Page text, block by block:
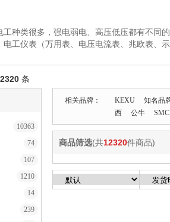
工种类很多，强电弱电、高压低压都有不
工仪表（万用表、电压电流表、兆欧表、
条
相关品牌： KEXU 知名品
西
公牛 SMC
商品筛选(共12320件商品)
10363
74
107
1210
14
239